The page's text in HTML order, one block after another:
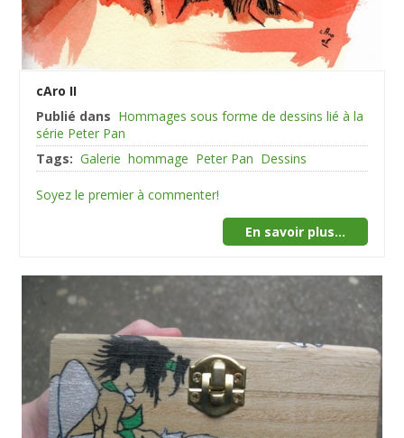
cAro II
Publié dans Hommages sous forme de dessins lié à la
série Peter Pan
Tags: Galerie hommage Peter Pan Dessins
Soyez le premier à commenter!
En savoir plus...